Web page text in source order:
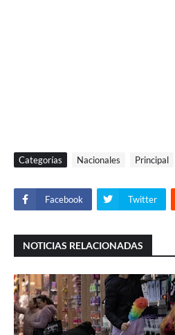
Categorías Nacionales Principal
Facebook Twitter
NOTICIAS RELACIONADAS